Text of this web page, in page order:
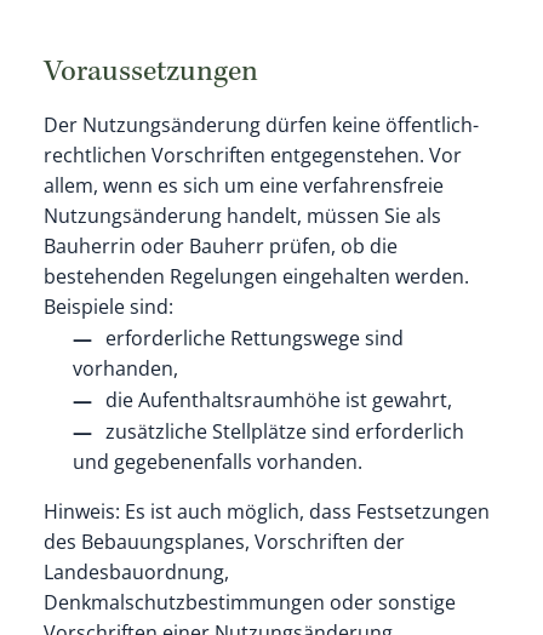
Voraussetzungen
Der Nutzungsänderung dürfen keine öffentlich-
rechtlichen Vorschriften entgegenstehen. Vor
allem, wenn es sich um eine verfahrensfreie
Nutzungsänderung handelt, müssen Sie als
Bauherrin oder Bauherr prüfen, ob die
bestehenden Regelungen eingehalten werden.
Beispiele sind:
erforderliche Rettungswege sind
vorhanden,
die Aufenthaltsraumhöhe ist gewahrt,
zusätzliche Stellplätze sind erforderlich
und gegebenenfalls vorhanden.
Hinweis: Es ist auch möglich, dass Festsetzungen
des Bebauungsplanes, Vorschriften der
Landesbauordnung,
Denkmalschutzbestimmungen oder sonstige